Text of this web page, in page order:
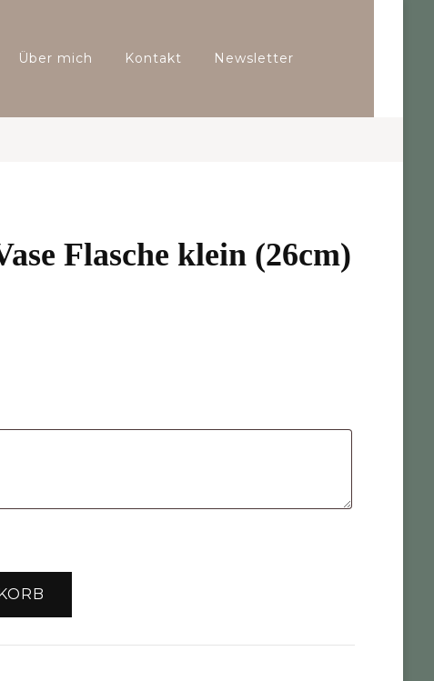
Über mich Kontakt Newsletter
Flasche klein (26cm)